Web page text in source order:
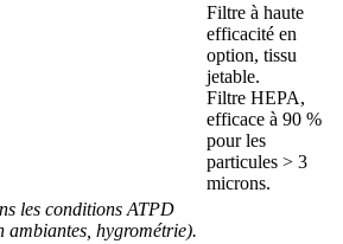
Filtre à haute
efficacité en
option, tissu
jetable.
Filtre HEPA,
efficace à 90 %
pour les
particules > 3
microns.
les conditions ATPD
ambiantes, hygrométrie).